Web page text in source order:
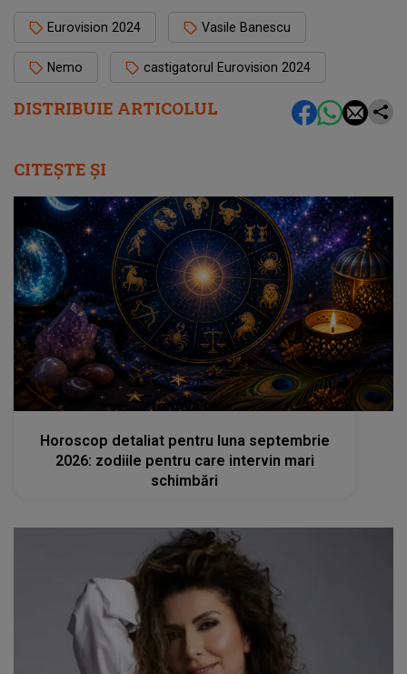
DISTRIBUIE ARTICOLUL
Eurovision 2024 Vasile Banescu
Nemo castigatorul Eurovision 2024
CITEȘTE ȘI
femeia.ro
Horoscop detaliat pentru luna septembrie
2026: zodiile pentru care intervin mari
schimbări